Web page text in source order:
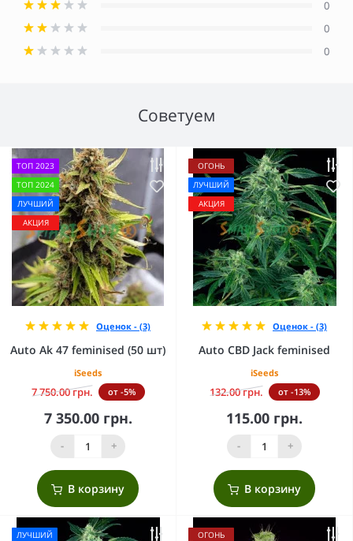
0
0
0
Советуем
ТОП 2023
ТОП 2024
ЛУЧШИЙ
АКЦИЯ
Оценок - (3)
Auto Ak 47 feminised (50 шт)
iSeeds
7 750.00 грн. от -5%
7 350.00 грн.
- +
В корзину
ОГОНЬ
ЛУЧШИЙ
АКЦИЯ
Оценок - (3)
Auto CBD Jack feminised
iSeeds
132.00 грн. от -13%
115.00 грн.
- +
В корзину
ЛУЧШИЙ
ОГОНЬ